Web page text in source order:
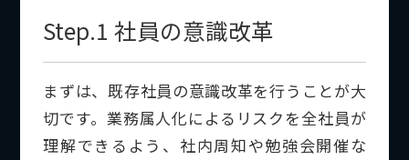
Step.1 社員の意識改革
まずは、既存社員の意識改革を行うことが大
切です。業務属人化によるリスクを全社員が
理解できるよう、社内周知や勉強会開催な